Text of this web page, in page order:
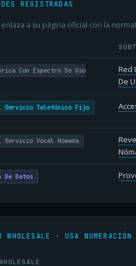
REGISTRADAS
a su página oficial con la
Con Espectro De Uso
Red
De
Servicio Telefónico Fijo
Servicio Vocal Nómada
De Datos
WHOLESALE · USA NUMERACIÓN